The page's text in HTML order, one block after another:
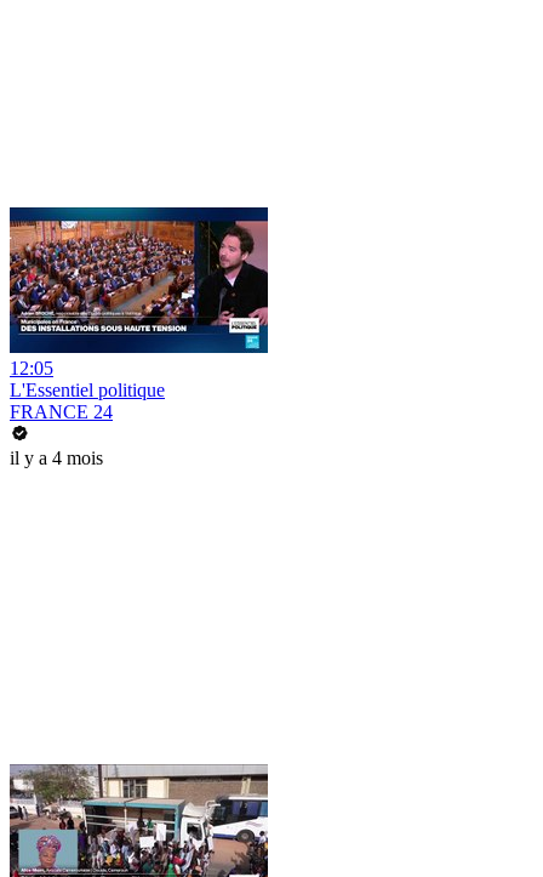
12:05
L'Essentiel politique
FRANCE 24
il y a 4 mois